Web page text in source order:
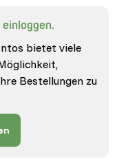
bietet viele
Bestellungen zu